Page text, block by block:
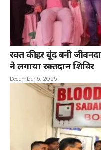
रक्त की हर बूंद बनी
ने लगाया रक्तदान शिविर
December 5, 2025